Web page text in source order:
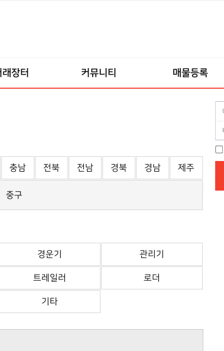
래장터 커뮤니티 매물등록
충남 전북 전남 경북 경남 제주
중구
경운기 관리기
트레일러 로더
기타